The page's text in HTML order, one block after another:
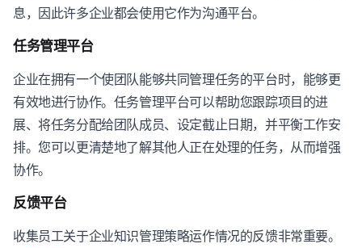
息，因此许多企业都会使用它作为沟通平台。
任务管理平台
企业在拥有一个使团队能够共同管理任务的平台时，能够更
有效地进行协作。任务管理平台可以帮助您跟踪项目的进
展、将任务分配给团队成员、设定截止日期，并平衡工作安
排。您可以更清楚地了解其他人正在处理的任务，从而增强
协作。
反馈平台
收集员工关于企业知识管理策略运作情况的反馈非常重要。